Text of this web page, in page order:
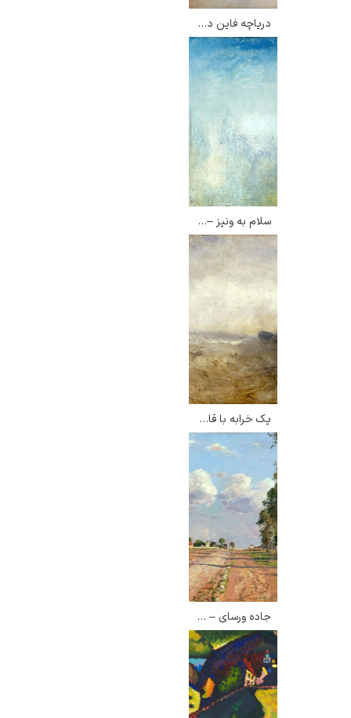
دریاچه فاین در صبح – ویلیام ترنر
سلام به ونیز – ویلیام ترنر
یک خرابه با قایق های ماهیگیری – ویلیام ترنر
جاده ورسای – کامی پیسارو